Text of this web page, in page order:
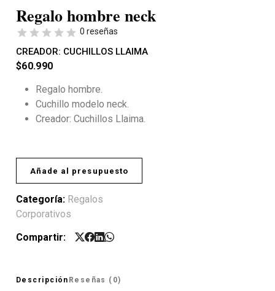
Regalo hombre neck
0 reseñas
CREADOR: CUCHILLOS LLAIMA
$60.990
Regalo hombre.
Cuchillo modelo neck.
Creador: Cuchillos Llaima.
Añade al presupuesto
Categoría: Regalos
Corporativos
Compartir:
Descripción Reseñas (0)